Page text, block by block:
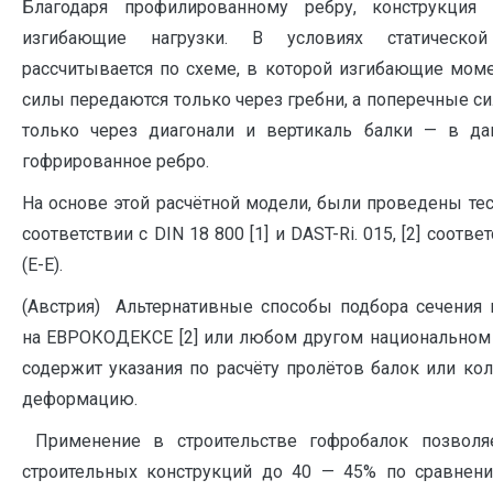
Благодаря профилированному ребру, конструкция
изгибающие нагрузки. В условиях
рассчитывается по схеме, в которой изгибающие
силы передаются только через гребни, а поперечные
только через диагонали и вертикаль балки — в
гофрированное ребро.
На основе этой расчётной модели, были проведены
соответствии с DIN 18 800 [1] и DAST-Ri. 015, [2]
(E-E).
(Австрия) Альтернативные способы подбора сечения
на ЕВРОКОДЕКСЕ [2] или любом другом национальном
содержит указания по расчёту пролётов балок или
деформацию.
Применение в строительстве гофроба­лок
строительных конструкций до 40 — 45% по